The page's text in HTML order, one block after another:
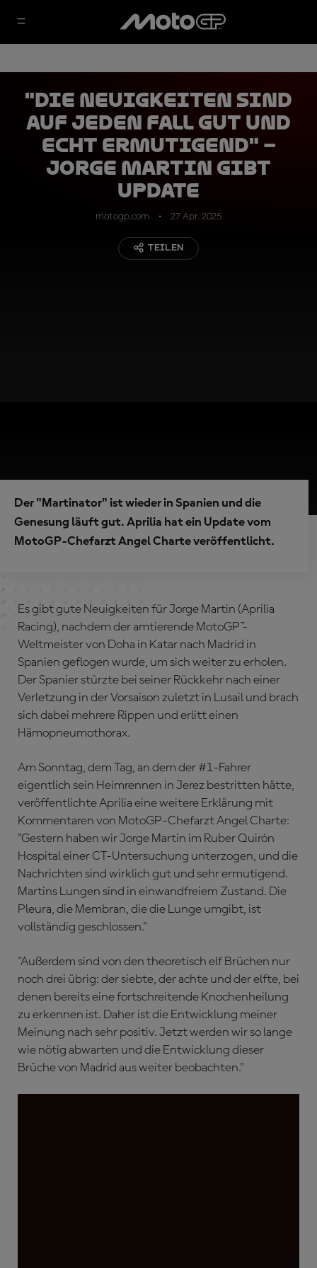
"Die Neuigkeiten sind
auf jeden Fall gut und
echt ermutigend" –
Jorge Martin gibt
Update
motogp.com 27 Apr. 2025
TEILEN
Der "Martinator" ist wieder in Spanien und die
Genesung läuft gut. Aprilia hat ein Update vom
MotoGP-Chefarzt Angel Charte veröffentlicht.
Es gibt gute Neuigkeiten für Jorge Martin (Aprilia
Racing), nachdem der amtierende MotoGP™-
Weltmeister von Doha in Katar nach Madrid in
Spanien geflogen wurde, um sich weiter zu erholen.
Der Spanier stürzte bei seiner Rückkehr nach einer
Verletzung in der Vorsaison zuletzt in Lusail und brach
sich dabei mehrere Rippen und erlitt einen
Hämopneumothorax.
Am Sonntag, dem Tag, an dem der #1-Fahrer
eigentlich sein Heimrennen in Jerez bestritten hätte,
veröffentlichte Aprilia eine weitere Erklärung mit
Kommentaren von MotoGP-Chefarzt Angel Charte:
"Gestern haben wir Jorge Martin im Ruber Quirón
Hospital einer CT-Untersuchung unterzogen, und die
Nachrichten sind wirklich gut und sehr ermutigend.
Martins Lungen sind in einwandfreiem Zustand. Die
Pleura, die Membran, die die Lunge umgibt, ist
vollständig geschlossen."
"Außerdem sind von den theoretisch elf Brüchen nur
noch drei übrig: der siebte, der achte und der elfte, bei
denen bereits eine fortschreitende Knochenheilung
zu erkennen ist. Daher ist die Entwicklung meiner
Meinung nach sehr positiv. Jetzt werden wir so lange
wie nötig abwarten und die Entwicklung dieser
Brüche von Madrid aus weiter beobachten."